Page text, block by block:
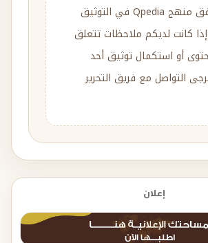
والتحرير وفق منهج Qpedia في التوثيق
كانت لديكم ملاحظات تتعلق
أو استكمال توثيق أحد
التواصل مع فريق التحرير
إعلان